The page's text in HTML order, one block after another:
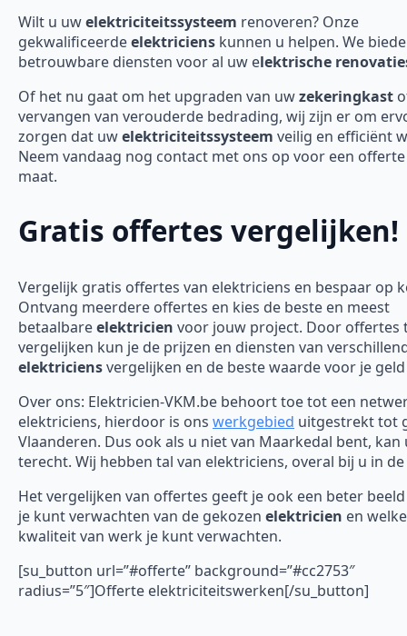
Wilt u uwelektriciteitssysteem renoveren? Onze
gekwalificeerdeelektriciens kunnen u helpen. We
betrouwbare diensten voor al uw elektrische
Of het nu gaat om het upgraden van uwzekeringkast
vervangen van verouderde bedrading, wij zijn er om
zorgen dat uwelektriciteitssysteem veilig en efficiënt
Neem vandaag nog contact met ons op voor een
maat.
Gratis offertes vergelijken!
Vergelijk gratis offertes van elektriciens en bespaar op
Ontvang meerdere offertes en kies de beste en meest
betaalbareelektricien voor jouw project. Door offertes
vergelijken kun je de prijzen en diensten van
elektriciensvergelijken en de beste waarde voor je
Over ons: Elektricien-VKM.be behoort toe tot een
elektriciens, hierdoor is ons werkgebied uitgestrekt tot
Vlaanderen. Dus ook als u niet van Maarkedal bent, kan
terecht. Wij hebben tal van elektriciens, overal bij u in
Het vergelijken van offertes geeft je ook een beter
je kunt verwachten van de gekozen elektricien en welke
kwaliteit van werk je kunt verwachten.
[su_button url=”#offerte” background=”#cc2753″
radius=”5″]Offerte elektriciteitswerken[/su_button]